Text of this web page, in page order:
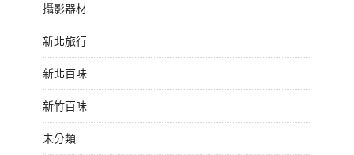
攝影器材
新北旅行
新北百味
新竹百味
未分類